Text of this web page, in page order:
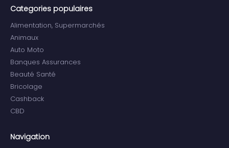
Categories populaires
Alimentation, Supermarchés
Animaux
Auto Moto
Banques Assurances
Beauté Santé
Bricolage
Cashback
CBD
Navigation